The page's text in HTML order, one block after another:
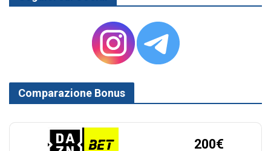
Comparazione Bonus
200€